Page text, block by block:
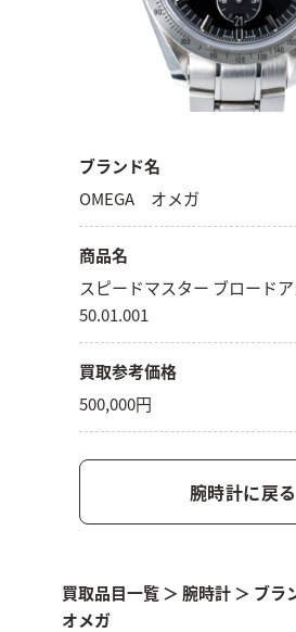
ブランド名
OMEGA オメガ
商品名
スピードマスター ブロード
50.01.001
買取参考価格
500,000円
腕時計に戻る
買取品目一覧＞ 腕時計＞ ブラ
オメガ